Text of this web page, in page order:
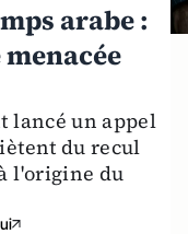
arabe :
lancé un appel
du recul
l'origine du